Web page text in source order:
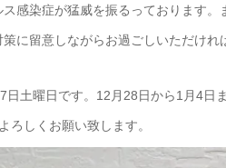
感染症が猛威を振るっております
に留意しながらお過ごしいただけれ
日土曜日です。12月28日から1月4日
ろしくお願い致します。